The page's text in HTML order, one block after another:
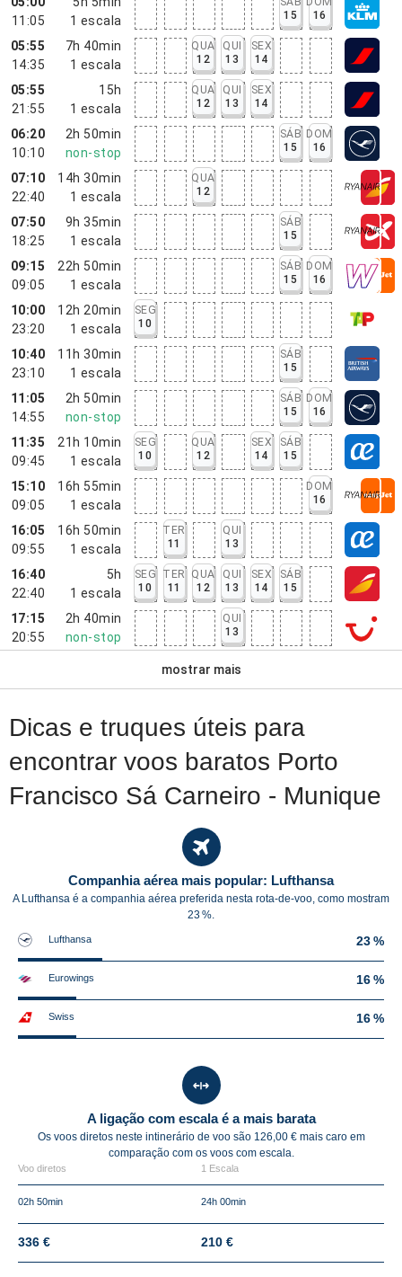
11:05
1 escala
15
16
05:55
14:35
7h 40min
1 escala
QUA
12
QUI
13
SEX
14
05:55
21:55
15h
1 escala
QUA
12
QUI
13
SEX
14
06:20
10:10
2h 50min
non-stop
SÁB
15
DOM
16
07:10
22:40
14h 30min
1 escala
QUA
12
07:50
18:25
9h 35min
1 escala
SÁB
15
09:15
09:05
22h 50min
1 escala
SÁB
15
DOM
16
10:00
23:20
12h 20min
1 escala
SEG
10
10:40
23:10
11h 30min
1 escala
SÁB
15
11:05
14:55
2h 50min
non-stop
SÁB
15
DOM
16
11:35
09:45
21h 10min
1 escala
SEG
10
QUA
12
SEX
14
SÁB
15
15:10
09:05
16h 55min
1 escala
DOM
16
16:05
09:55
16h 50min
1 escala
TER
11
QUI
13
16:40
22:40
5h
1 escala
SEG
10
TER
11
QUA
12
QUI
13
SEX
14
SÁB
15
17:15
20:55
2h 40min
non-stop
QUI
13
mostrar mais
Dicas e truques úteis para
encontrar voos baratos Porto
Francisco Sá Carneiro - Munique
Companhia aérea mais popular: Lufthansa
A Lufthansa é a companhia aérea preferida nesta rota-de-voo, como mostram
23 %.
Lufthansa 23 %
Eurowings 16 %
Swiss 16 %
A ligação com escala é a mais barata
Os voos diretos neste intinerário de voo são 126,00 € mais caro em
comparação com os voos com escala.
Voo diretos 1 Escala
02h 50min 24h 00min
336 € 210 €